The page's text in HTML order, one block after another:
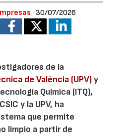
30/07/2026
de la
de València (UPV)y
Química (ITQ),
y la UPV, ha
que permite
limpio a partir de